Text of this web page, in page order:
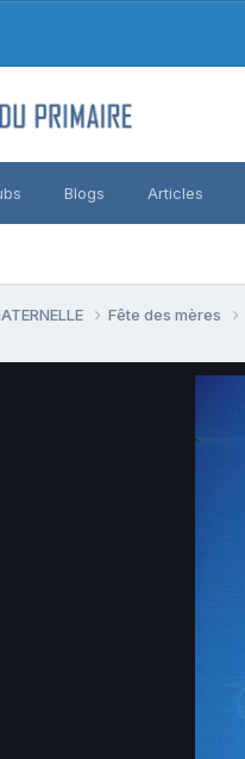
Blogs Articles
Fête des mères